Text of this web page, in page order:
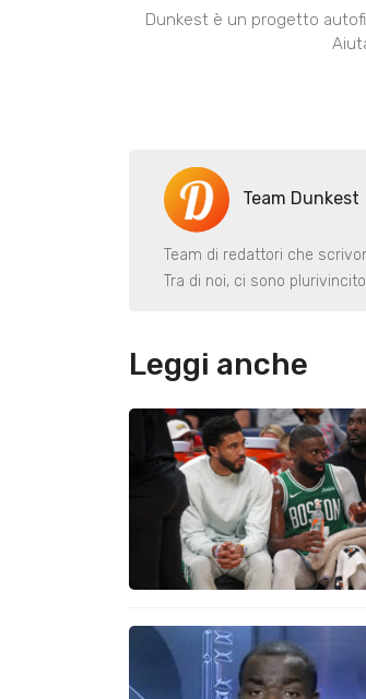
Dunkest è un progetto
Team Dunkest
Team di redattori che
Tra di noi, ci sono
Leggi anche